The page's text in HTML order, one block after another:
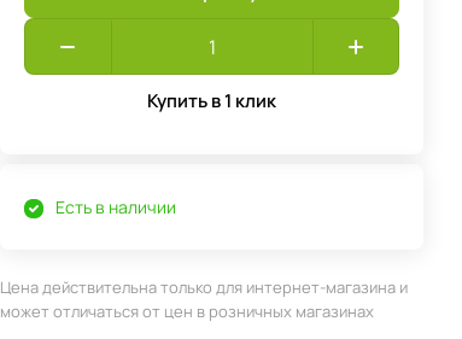
Купить в 1 клик
Есть в наличии
Цена действительна только для интернет-магазина и
может отличаться от цен в розничных магазинах